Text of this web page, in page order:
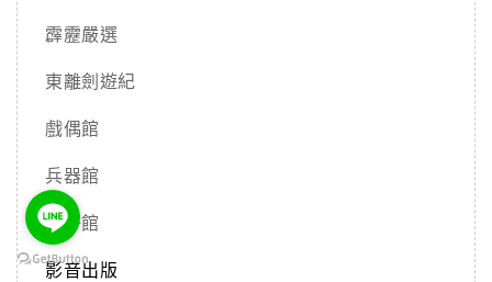
霹靂嚴選
東離劍遊紀
戲偶館
兵器館
公仔館
影音出版